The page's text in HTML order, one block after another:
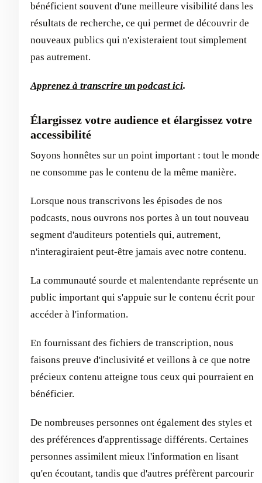
bénéficient souvent d'une meilleure visibilité dans les
résultats de recherche, ce qui permet de découvrir de
nouveaux publics qui n'existeraient tout simplement
pas autrement.
Apprenez à transcrire un podcast ici.
Élargissez votre audience et élargissez votre
accessibilité
Soyons honnêtes sur un point important : tout le monde
ne consomme pas le contenu de la même manière.
Lorsque nous transcrivons les épisodes de nos
podcasts, nous ouvrons nos portes à un tout nouveau
segment d'auditeurs potentiels qui, autrement,
n'interagiraient peut-être jamais avec notre contenu.
La communauté sourde et malentendante représente un
public important qui s'appuie sur le contenu écrit pour
accéder à l'information.
En fournissant des fichiers de transcription, nous
faisons preuve d'inclusivité et veillons à ce que notre
précieux contenu atteigne tous ceux qui pourraient en
bénéficier.
De nombreuses personnes ont également des styles et
des préférences d'apprentissage différents. Certaines
personnes assimilent mieux l'information en lisant
qu'en écoutant, tandis que d'autres préfèrent parcourir